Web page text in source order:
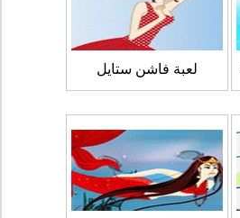
لعبة فاشن ستايل